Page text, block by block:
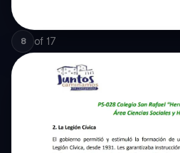
8 of 17